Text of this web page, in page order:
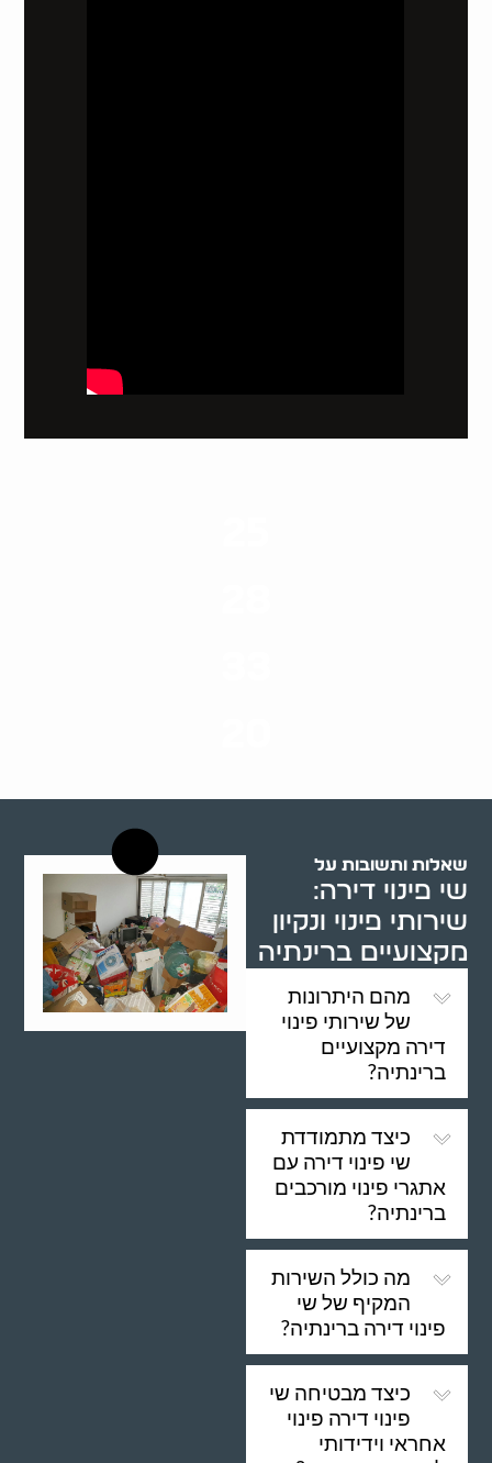
שאלות ותשובות על
שי פינוי דירה:
שירותי פינוי ונקיון
מקצועיים ברינתיה
מהם היתרונות
של שירותי פינוי
דירה מקצועיים
ברינתיה?
כיצד מתמודדת
שי פינוי דירה עם
אתגרי פינוי מורכבים
ברינתיה?
מה כולל השירות
המקיף של שי
פינוי דירה ברינתיה?
כיצד מבטיחה שי
פינוי דירה פינוי
אחראי וידידותי